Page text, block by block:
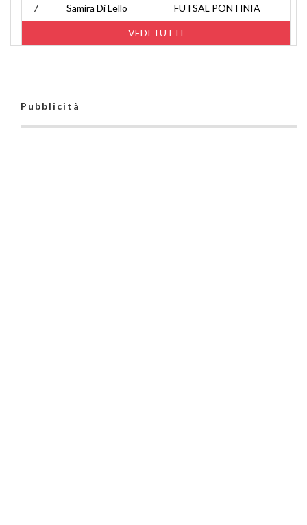
VEDI TUTTI
7 Samira Di Lello FUTSAL PONTINIA
Pubblicità